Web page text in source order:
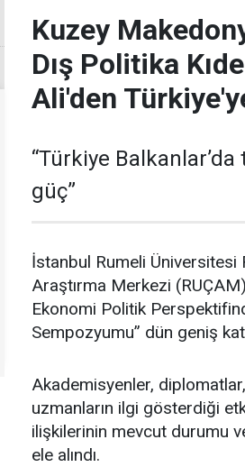
Kuzey
Dış Politika
Ali'den
“Türkiye
güç”
İstanbul Rumeli Üniversitesi
Araştırma Merkezi
Ekonomi Politik
Sempozyumu” dün geniş
Akademisyenler,
uzmanların ilgi gösterdiği
ilişkilerinin mevcut durumu
ele alındı.